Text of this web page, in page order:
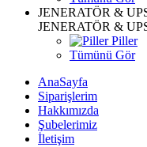
JENERATÖR &
JENERATÖR &
Piller
Tümünü Gör
AnaSayfa
Siparişlerim
Hakkımızda
Şubelerimiz
İletişim